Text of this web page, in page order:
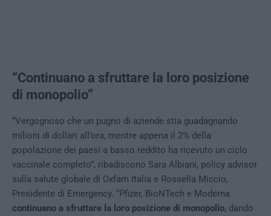
“Continuano a sfruttare la loro posizione
di monopolio”
“Vergognoso che un pugno di aziende stia guadagnando
milioni di dollari all’ora, mentre appena il 2% della
popolazione dei paesi a basso reddito ha ricevuto un ciclo
vaccinale completo”, ribadiscono Sara Albiani, policy advisor
sulla salute globale di Oxfam Italia e Rossella Miccio,
Presidente di Emergency. “Pfizer, BioNTech e Moderna
continuano a sfruttare la loro posizione di monopolio, dando